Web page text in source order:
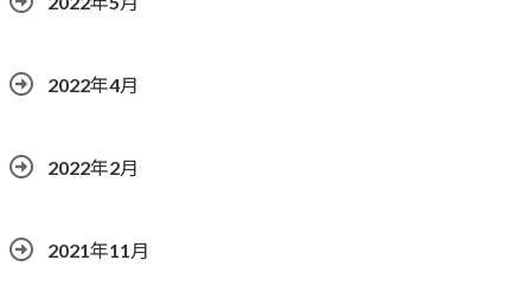
2022年4月
2022年2月
2021年11月